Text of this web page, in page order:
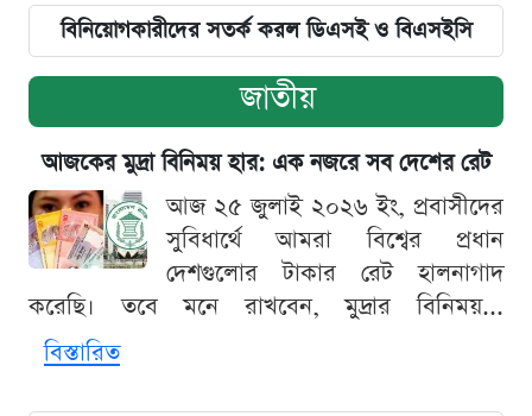
বিনিয়োগকারীদের সতর্ক করল ডিএসই ও বিএসইসি
জাতীয়
আজকের মুদ্রা বিনিময় হার: এক নজরে সব দেশের রেট
আজ ২৫ জুলাই ২০২৬ ইং, প্রবাসীদের
সুবিধার্থে আমরা বিশ্বের প্রধান
দেশগুলোর টাকার রেট হালনাগাদ
করেছি। তবে মনে রাখবেন, মুদ্রার বিনিময়...
বিস্তারিত